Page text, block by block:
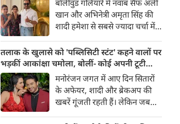
रिलीज हुए फिल्म के ट्रेलर ने भारत के
बंटवारे के दर्दनाक इतिहास की दमदार
झलक दिखाकर दर्शकों के बीच
फिल्म को लेकर उत्साह और भी बढ़ा
दिया है।
बॉलीवुड गलियारे में नवाब सैफ अली
खान और अभिनेत्री अमृता सिंह की
शादी हमेशा से सबसे ज्यादा चर्चा में
साल 1991 में हुई इस शादी को
लेकर आज भी कई ऐसे राज़ हैं,
जिनसे पर्दा उठना बाकी है। हाल ही में
सैफ अली खान की बहनों—अभिनेत्री
सोहा अली खान और सबा अली खान
ने इस शादी से जुड़ा एक बेहद
दिलचस्प और चौंकाने वाला किस्सा
तलाक के खुलासे को 'पब्लिसिटी स्टंट' कहने वालों पर
भड़कीं आकांक्षा चमोला, बोलीं- कोई अपनी टूटी
शादी का तमाशा नहीं बनातामनोरंजन जगत में आए दिन सितारों
के अफेयर, शादी और ब्रेकअप की
खबरें गूंजती रहती हैं। लेकिन जब